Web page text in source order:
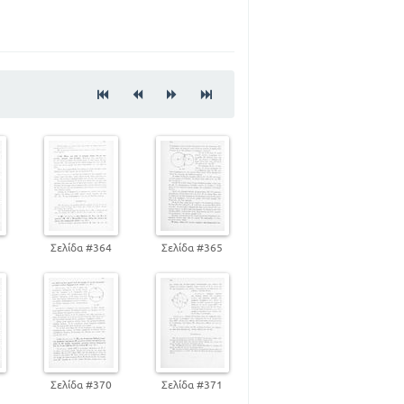
151
222
241
292
337
Σελίδα #364 Σελίδα #365
Σελίδα #370 Σελίδα #371